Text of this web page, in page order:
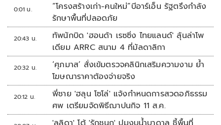
0:01 น.
“โครงสร้างเก่า-คนใหม่”บีอาร์เอ็น รัฐตรึงกำลัง
รักษาพื้นที่ปลอดภัย
20:43 น.
ทัพนักบิด 'ฮอนด้า เรซซิ่ง ไทยแลนด์' ลุ้นล่าโพ
เดียม ARRC สนาม 4 ที่มัลดาลิกา
20:32 น.
‘ศุภมาส’ สั่งเข้มตรวจคลินิกเสริมความงาม ย้ำ
โฆษณาราคาต้องจ่ายจริง
20:12 น.
พี่ชาย 'ฮลุน โซโล่' แจ้งกำหนดการสวดอภิธรรม
ศพ เตรียมจัดพิธีฌาปนกิจ 11 ส.ค.